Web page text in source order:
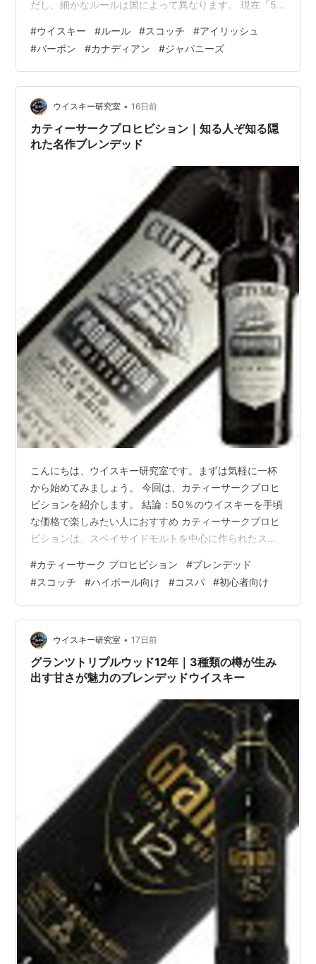
だし、細かなルールは国によって異なります。 現在「5
ーと名乗るためのルールが定められています。 まずは、
そのルールにはどのような意味があるのかを見てみまし
ょう。 ルールには理由がある ウイスキーのルールは、単
なる決まりではありません。 どれも品質や味わい、伝統
を守るために定められたものです。 例えば、 ・蒸留しす
ぎないのは、ウイスキーらしい香りや…
#ウイスキー #ルール #スコッチ #アイリッシュ
#バーボン #カナディアン #ジャパニーズ
ウイスキー研究室 • 16日前
カティーサークプロヒビション｜知る人ぞ知る隠
れた名作ブレンデッド
こんにちは、ウイスキー研究室です。まずは気軽に一杯
から始めてみましょう。 今回は、カティーサークプロヒ
ビションを紹介します。 結論：50％のウイスキーを手頃
な価格で楽しみたい人におすすめ カティーサークプロヒ
ビションは、スペイサイドモルトを中心に作られたスコ
ョンは、定番モデルの「カティーサーク オリジナル」と
は構成も味わいも全く異なるウイスキーになっていま
す。アルコール度数は50％と高く、濃厚で力強い味わい
が特徴です。 基本情報 メーカー：ラ・マルティニケーズ
（La Martiniquaise） 価格：2400～2800円程度 アルコ
ール度数：…
#カティーサーク プロヒビション #ブレンデッド
#スコッチ #ハイボール向け #コスパ #初心者向け
ウイスキー研究室 • 17日前
グランツトリプルウッド12年｜3種類の樽が生み
出す甘さが魅力のブレンデッドウイスキー